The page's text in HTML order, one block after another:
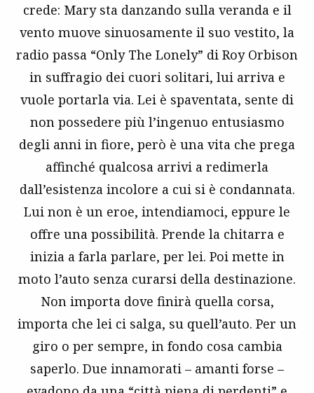
crede: Mary sta danzando sulla veranda e il
vento muove sinuosamente il suo vestito, la
radio passa “Only The Lonely” di Roy Orbison
in suffragio dei cuori solitari, lui arriva e
vuole portarla via. Lei è spaventata, sente di
non possedere più l’ingenuo entusiasmo
degli anni in fiore, però è una vita che prega
affinché qualcosa arrivi a redimerla
dall’esistenza incolore a cui si è condannata.
Lui non è un eroe, intendiamoci, eppure le
offre una possibilità. Prende la chitarra e
inizia a farla parlare, per lei. Poi mette in
moto l’auto senza curarsi della destinazione.
Non importa dove finirà quella corsa,
importa che lei ci salga, su quell’auto. Per un
giro o per sempre, in fondo cosa cambia
saperlo. Due innamorati – amanti forse –